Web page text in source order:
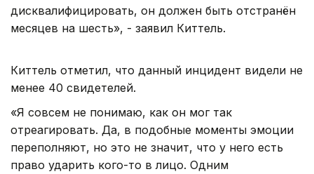
дисквалифицировать, он должен быть отстранён
месяцев на шесть», - заявил Киттель.
Киттель отметил, что данный инцидент видели не
менее 40 свидетелей.
«Я совсем не понимаю, как он мог так
отреагировать. Да, в подобные моменты эмоции
переполняют, но это не значит, что у него есть
право ударить кого-то в лицо. Одним